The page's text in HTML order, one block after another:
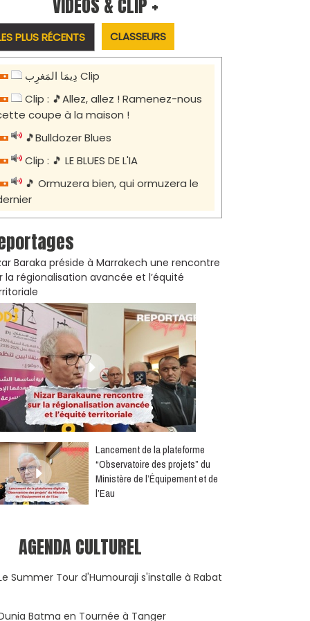
PLUS RÉCENTS CLASSEURS
دِيمَا المَغرِب Clip
Clip : 🎵Allez, allez ! Ramenez-nous
coupe à la maison !
🎵Bulldozer Blues
Clip : 🎵 LE BLUES DE L'IA
🎵 Ormuzera bien, qui ormuzera le
Baraka préside à Marrakech une rencontre
la régionalisation avancée et l’équité
​Lancement de la plateforme
“Observatoire des projets” du
Ministère de l’Équipement et de
l’Eau
AGENDA CULTUREL
Summer Tour d'Humouraji s'installe à Rabat
Batma en Tournée à Tanger